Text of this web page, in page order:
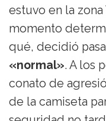
estuvo en la
momento
qué, decidió
«normal». A los
conato de
de la camiseta